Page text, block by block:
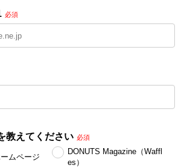
必須
教えてください 必須
ムページ
DONUTS Magazine（Waffl
es）